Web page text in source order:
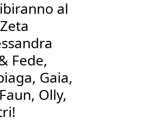
al
Fede,
Gaia,
Olly,